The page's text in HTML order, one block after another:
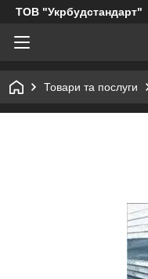
ТОВ "Укрбудстандарт"
Товари та послуги